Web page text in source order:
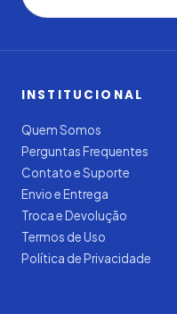
INSTITUCIONAL
Quem Somos
Perguntas Frequentes
Contato e Suporte
Envio e Entrega
Troca e Devolução
Termos de Uso
Política de Privacidade